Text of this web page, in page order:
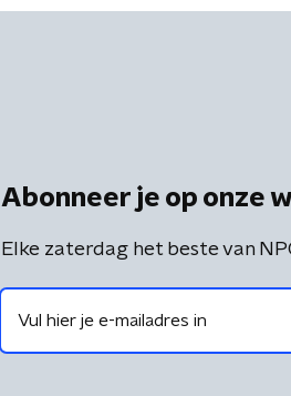
Abonneer je op onze
Elke zaterdag het beste van